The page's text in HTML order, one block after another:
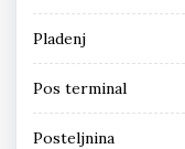
Pladenj
Pos terminal
Posteljnina